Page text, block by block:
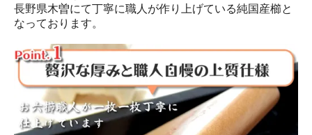
長野県木曽にて丁寧に職人が作り上げている純国産櫛と
なっております。